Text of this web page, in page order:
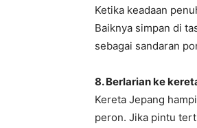
Ketika keadaan
Baiknya simpan di
sebagai sandaran
8. Berlarian ke
Kereta Jepang
peron. Jika pintu